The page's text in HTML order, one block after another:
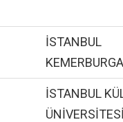
İSTANBUL
İSTANBUL